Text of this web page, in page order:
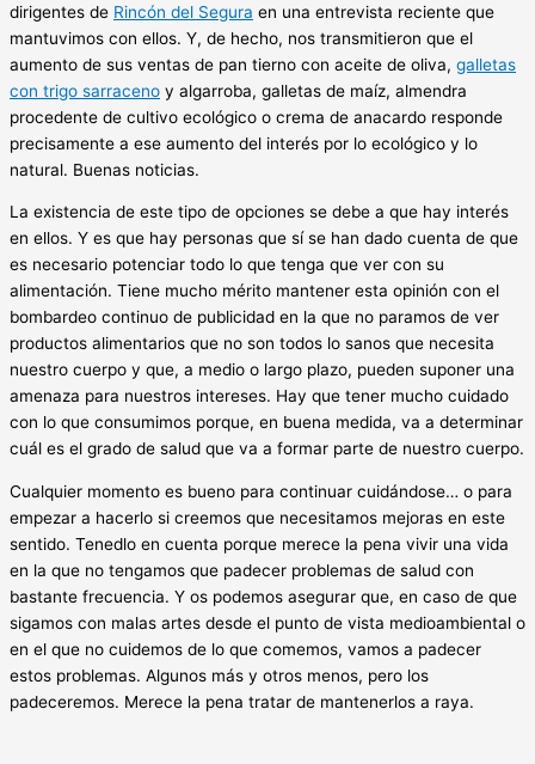
dirigentes de Rincón del Segura en una entrevista reciente que
mantuvimos con ellos. Y, de hecho, nos transmitieron que el
aumento de sus ventas de pan tierno con aceite de oliva, galletas
con trigo sarraceno y algarroba, galletas de maíz, almendra
procedente de cultivo ecológico o crema de anacardo responde
precisamente a ese aumento del interés por lo ecológico y lo
natural. Buenas noticias.
La existencia de este tipo de opciones se debe a que hay interés
en ellos. Y es que hay personas que sí se han dado cuenta de que
es necesario potenciar todo lo que tenga que ver con su
alimentación. Tiene mucho mérito mantener esta opinión con el
bombardeo continuo de publicidad en la que no paramos de ver
productos alimentarios que no son todos lo sanos que necesita
nuestro cuerpo y que, a medio o largo plazo, pueden suponer una
amenaza para nuestros intereses. Hay que tener mucho cuidado
con lo que consumimos porque, en buena medida, va a determinar
cuál es el grado de salud que va a formar parte de nuestro cuerpo.
Cualquier momento es bueno para continuar cuidándose… o para
empezar a hacerlo si creemos que necesitamos mejoras en este
sentido. Tenedlo en cuenta porque merece la pena vivir una vida
en la que no tengamos que padecer problemas de salud con
bastante frecuencia. Y os podemos asegurar que, en caso de que
sigamos con malas artes desde el punto de vista medioambiental o
en el que no cuidemos de lo que comemos, vamos a padecer
estos problemas. Algunos más y otros menos, pero los
padeceremos. Merece la pena tratar de mantenerlos a raya.